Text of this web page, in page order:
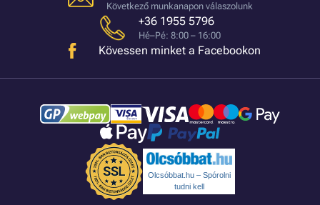
Következő munkanapon válaszolunk
+36 1955 5796
Hé–Pé: 8:00 – 16:00
Kövessen minket a Facebookon
Olcsóbbat.hu – Spórolni
tudni kell